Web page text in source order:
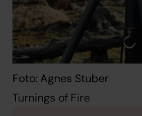
Foto: Agnes Stuber
Turnings of Fire